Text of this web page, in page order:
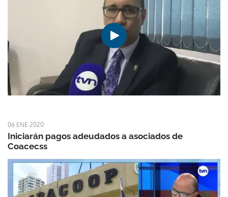
06 ENE 2020
Iniciarán pagos adeudados a asociados de
Coacecss